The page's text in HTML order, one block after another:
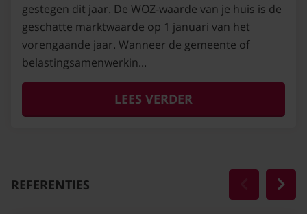
gestegen dit jaar. De WOZ-waarde van je huis is de
geschatte marktwaarde op 1 januari van het
vorengaande jaar. Wanneer de gemeente of
belastingsamenwerkin...
LEES VERDER
REFERENTIES